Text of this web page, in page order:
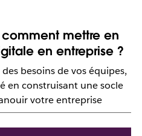
mettre en
en entreprise ?
besoins de vos équipes,
en construisant une socle
votre entreprise